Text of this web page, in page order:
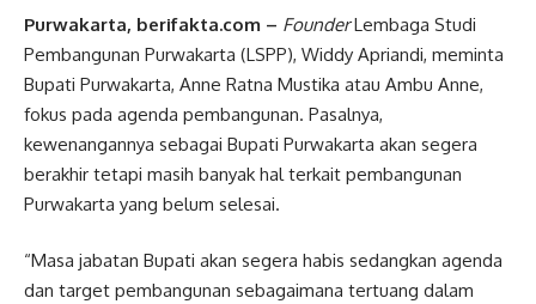
Purwakarta, berifakta.com – FounderLembaga Studi
Pembangunan Purwakarta (LSPP), Widdy Apriandi, meminta
Bupati Purwakarta, Anne Ratna Mustika atau Ambu Anne,
fokus pada agenda pembangunan. Pasalnya,
kewenangannya sebagai Bupati Purwakarta akan segera
berakhir tetapi masih banyak hal terkait pembangunan
Purwakarta yang belum selesai.
“Masa jabatan Bupati akan segera habis sedangkan agenda
dan target pembangunan sebagaimana tertuang dalam